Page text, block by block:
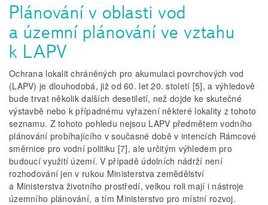
Plánování v oblasti vod
a územní plánování ve vztahu
k LAPV
Ochrana lokalit chráněných pro akumulaci povrchových vod
(LAPV) je dlouhodobá, již od 60. let 20. století [5], a výhledově
bude trvat několik dalších desetiletí, než dojde ke skutečné
výstavbě nebo k případnému vyřazení některé lokality z tohoto
seznamu. Z tohoto pohledu nejsou LAPV předmětem vodního
plánování probíhajícího v současné době v intencích Rámcové
směrnice pro vodní politiku [7], ale určitým výhledem pro
budoucí využití území. V případě údolních nádrží není
rozhodování jen v rukou Ministerstva zemědělství
a Ministerstva životního prostředí, velkou roli mají i nástroje
územního plánování, a tím Ministerstvo pro místní rozvoj.